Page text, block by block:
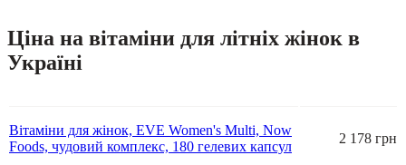
Ціна на вітаміни для літніх жінок в
Україні
Вітаміни для жінок, EVE Women's Multi, Now
Foods, чудовий комплекс, 180 гелевих капсул
2 178 грн